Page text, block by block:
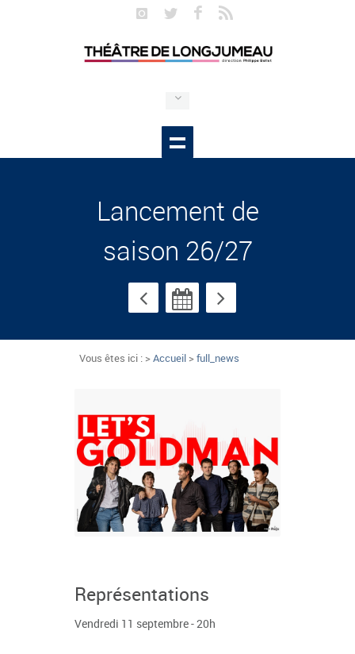
Lancement de
saison 26/27
Vous êtes ici : >Accueil >full_news
Représentations
Vendredi 11 septembre - 20h